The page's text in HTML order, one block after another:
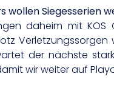
wollen Siegesserien
daheim mit
der nächste
wir weiter auf